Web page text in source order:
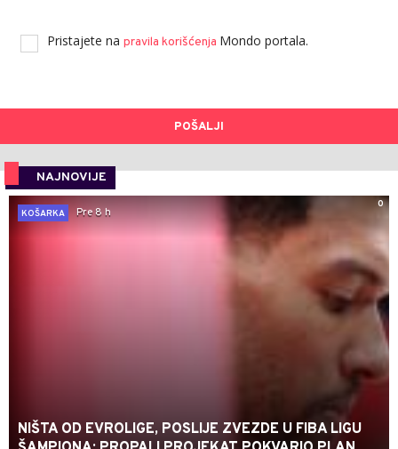
Pristajete na pravila korišćenja Mondo portala.
POŠALJI
NAJNOVIJE
0
KOŠARKA
Pre 8 h
NIŠTA OD EVROLIGE, POSLIJE ZVEZDE U FIBA LIGU